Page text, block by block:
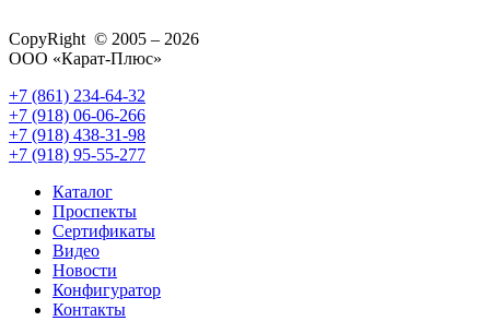
CopyRight © 2005 – 2026
ООО «Карат-Плюс»
+7 (861) 234-64-32
+7 (918) 06-06-266
+7 (918) 438-31-98
+7 (918) 95-55-277
Каталог
Проспекты
Сертификаты
Видео
Новости
Конфигуратор
Контакты